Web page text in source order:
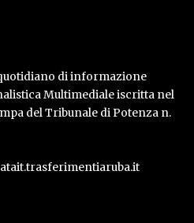
di informazione
Multimediale iscritta nel
del Tribunale di Potenza n.